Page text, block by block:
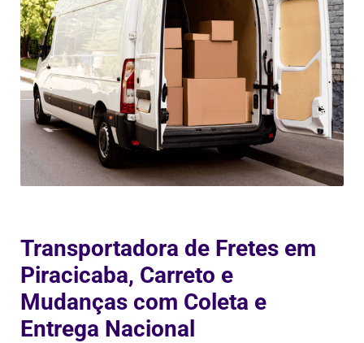
Transportadora de Fretes em
Piracicaba, Carreto e
Mudanças com Coleta e
Entrega Nacional